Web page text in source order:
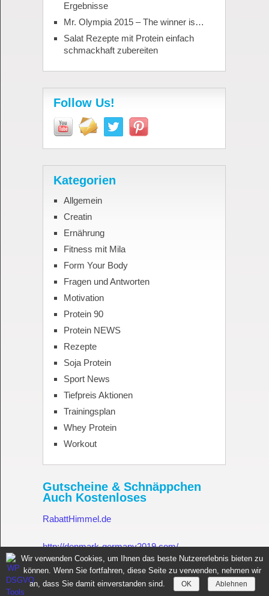
Ergebnisse
Mr. Olympia 2015 – The winner is…
Salat Rezepte mit Protein einfach
schmackhaft zubereiten
Follow Us!
Kategorien
Allgemein
Creatin
Ernährung
Fitness mit Mila
Form Your Body
Fragen und Antworten
Motivation
Protein 90
Protein NEWS
Rezepte
Soja Protein
Sport News
Tiefpreis Aktionen
Trainingsplan
Whey Protein
Workout
Gutscheine & Schnäppchen
Auch Kostenloses
RabattHimmel.de
http://denmark-germany2019.com/
Gutschein.Rabatthimmel.de
Wir verwenden Cookies, um Ihnen das beste Nutzererlebnis bieten zu
können. Wenn Sie fortfahren, diese Seite zu verwenden, nehmen wir
an, dass Sie damit einverstanden sind.
OK Ablehnen